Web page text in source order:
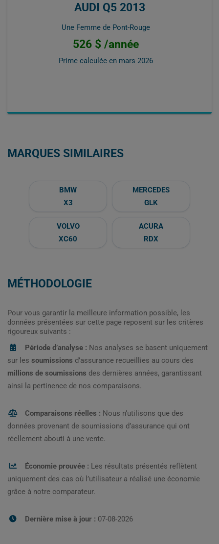
AUDI Q5 2013
Une Femme de Pont-Rouge
526 $ /année
Prime calculée en mars 2026
MARQUES SIMILAIRES
BMW
X3
MERCEDES
GLK
VOLVO
XC60
ACURA
RDX
MÉTHODOLOGIE
Pour vous garantir la meilleure information possible, les
données présentées sur cette page reposent sur les critères
rigoureux suivants :
Période d’analyse : Nos analyses se basent uniquement
sur les soumissions d’assurance recueillies au cours des
millions de soumissions des dernières années, garantissant
ainsi la pertinence de nos comparaisons.
Comparaisons réelles : Nous n’utilisons que des
données provenant de soumissions d’assurance qui ont
réellement abouti à une vente.
Économie prouvée : Les résultats présentés reflètent
uniquement des cas où l’utilisateur a réalisé une économie
grâce à notre comparateur.
Dernière mise à jour : 07-08-2026